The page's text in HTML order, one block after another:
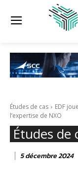
Études de cas
EDF
l’expertise de NXO
Études de
5 décembre 2024